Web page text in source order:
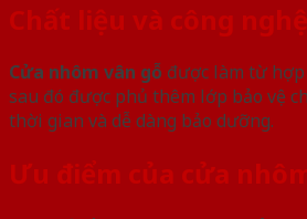
Chất liệu và công
Cửa nhôm vân gỗ được làm từ hợp
sau đó được phủ thêm lớp bảo vệ
thời gian và dễ dàng bảo dưỡng.
Ưu điểm của cửa